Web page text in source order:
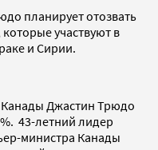
планирует отозвать
участвуют в
и Сирии.
Джастин Трюдо
43-летний лидер
министра Канады